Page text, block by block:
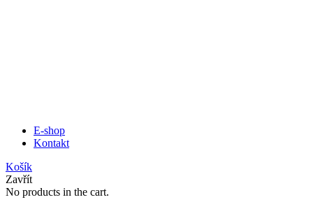
E-shop
Kontakt
Košík
Zavřít
No products in the cart.